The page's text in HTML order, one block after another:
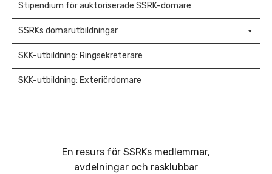
Stipendium för auktoriserade SSRK-domare
SSRKs domarutbildningar
SKK-utbildning: Ringsekreterare
SKK-utbildning: Exteriördomare
En resurs för SSRKs medlemmar,
avdelningar och rasklubbar